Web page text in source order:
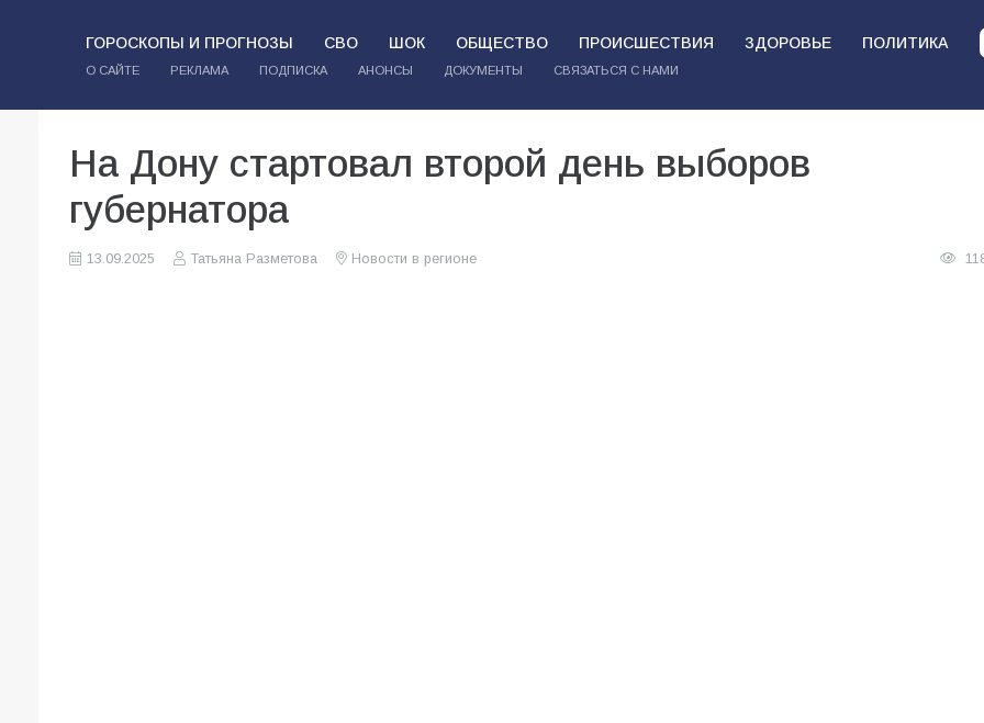
ГОРОСКОПЫ И ПРОГНОЗЫ СВО ШОК ОБЩЕСТВО ПРОИСШЕСТВИЯ ЗДОРОВЬЕ ПОЛИТИКА
О САЙТЕ РЕКЛАМА ПОДПИСКА АНОНСЫ ДОКУМЕНТЫ СВЯЗАТЬСЯ С НАМИ
На Дону стартовал второй день выборов
губернатора
13.09.2025 Татьяна Разметова Новости в регионе